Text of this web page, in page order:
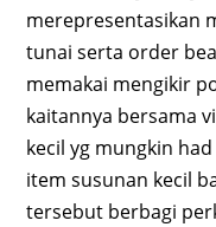
merepresentasikan
tunai serta order
memakai mengikir
kaitannya bersama
kecil yg mungkin
item susunan kecil
tersebut berbagi